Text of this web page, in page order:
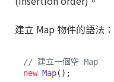
建立 Map 物件的語法：
// 建立一個空 Map
new Map();